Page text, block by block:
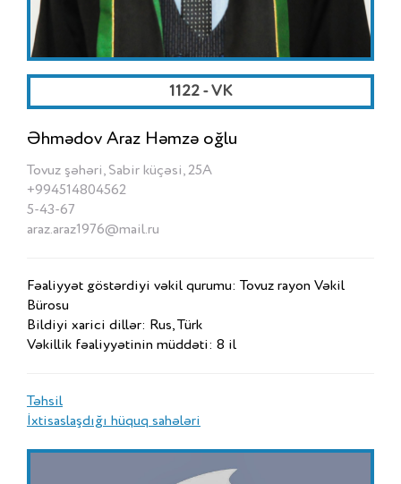
1122 - VK
Əhmədov Araz Həmzə oğlu
Tovuz şəhəri, Sabir küçəsi, 25A
+994514804562
5-43-67
araz.araz1976@mail.ru
Fəaliyyət göstərdiyi vəkil qurumu: Tovuz rayon Vəkil
Bürosu
Bildiyi xarici dillər: Rus, Türk
Vəkillik fəaliyyətinin müddəti: 8 il
Təhsil
İxtisaslaşdığı hüquq sahələri